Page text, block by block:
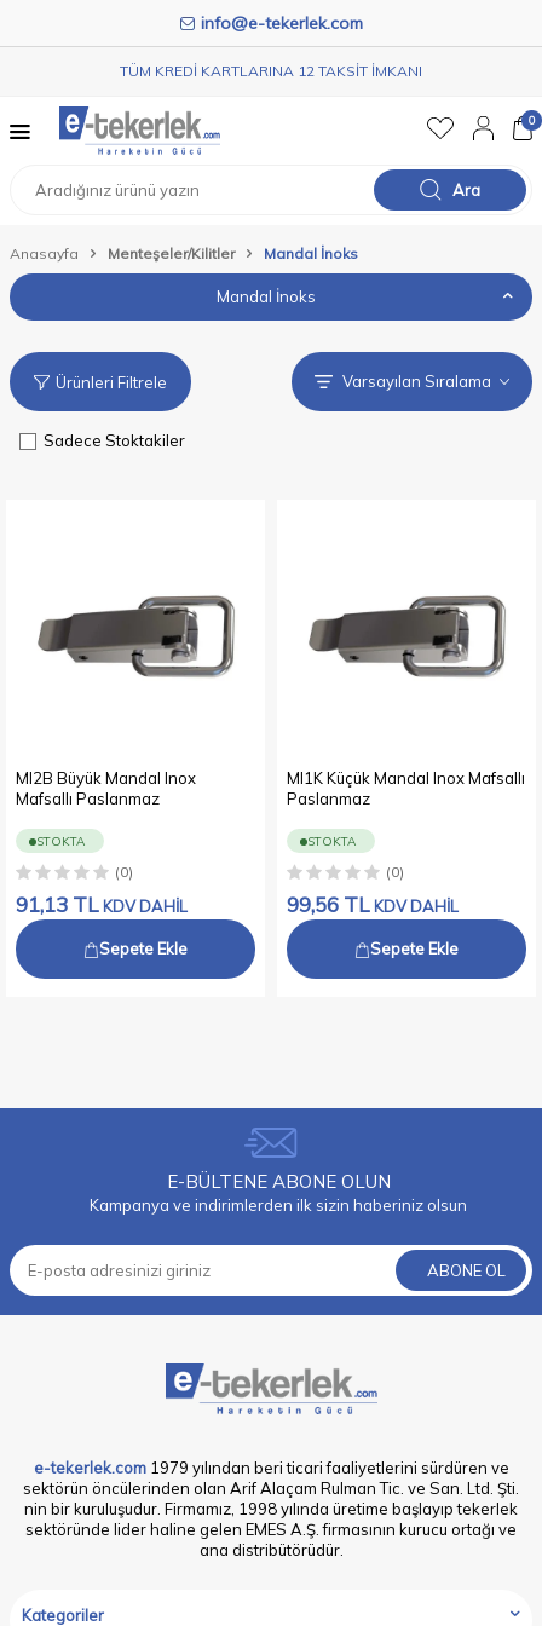
info@e-tekerlek.com
TÜM KREDİ KARTLARINA 12 TAKSİT İMKANI
Ara
0
Anasayfa Menteşeler/Kilitler Mandal İnoks
Mandal İnoks
Ürünleri Filtrele
Sadece Stoktakiler
MI2B Büyük Mandal Inox
Mafsallı Paslanmaz
STOKTA
(0)
91,13 TL KDV DAHİL
Sepete Ekle
MI1K Küçük Mandal Inox Mafsallı
Paslanmaz
STOKTA
(0)
99,56 TL KDV DAHİL
Sepete Ekle
E-BÜLTENE ABONE OLUN
Kampanya ve indirimlerden ilk sizin haberiniz olsun
ABONE OL
e-tekerlek.com1979 yılından beri ticari faaliyetlerini sürdüren ve
sektörün öncülerinden olan Arif Alaçam Rulman Tic. ve San. Ltd. Şti.
nin bir kuruluşudur. Firmamız, 1998 yılında üretime başlayıp tekerlek
sektöründe lider haline gelen EMES A.Ş. firmasının kurucu ortağı ve
ana distribütörüdür.
Kategoriler